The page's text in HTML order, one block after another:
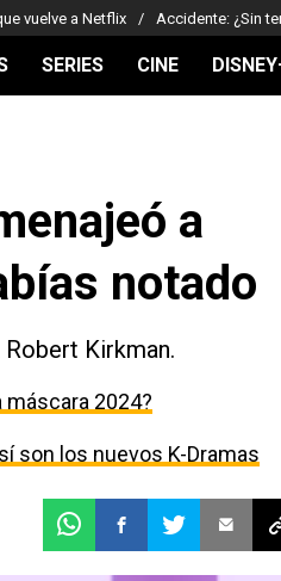
vuelve a Netflix Accidente: ¿Sin
SERIES CINE
a
notado
Kirkman.
máscara 2024?
son los nuevos K-Dramas